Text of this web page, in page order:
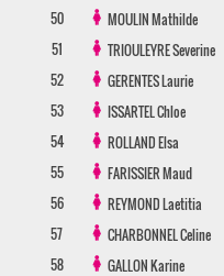
50
MOULINMathilde
51
TRIOULEYRESeverine
52
GERENTESLaurie
53
ISSARTELChloe
54
ROLLANDElsa
55
FARISSIERMaud
56
REYMONDLaetitia
57
CHARBONNELCeline
58
GALLONKarine